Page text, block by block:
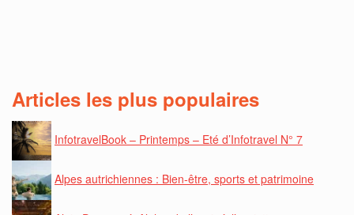
Articles les plus populaires
InfotravelBook – Printemps – Eté d’Infotravel N° 7
Alpes autrichiennes : Bien-être, sports et patrimoine